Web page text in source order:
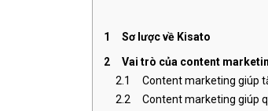
1
Sơ lược về Kisato
2
Vai trò của content
2.1
Content marketing giúp
2.2
Content marketing giúp
Thiết Kế Logo Cá Nhân Cho
Tịch KISATO Group- Lương